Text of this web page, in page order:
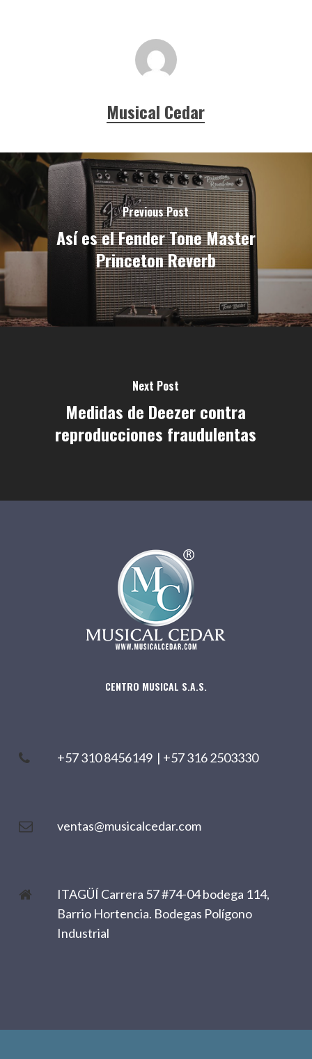
Musical Cedar
Previous Post
Así es el Fender Tone Master
Princeton Reverb
Next Post
Medidas de Deezer contra
reproducciones fraudulentas
CENTRO MUSICAL S.A.S.
+57 310 8456149 | +57 316 2503330
ventas@musicalcedar.com
ITAGÜÍ Carrera 57 #74-04 bodega 114,
Barrio Hortencia. Bodegas Polígono
Industrial